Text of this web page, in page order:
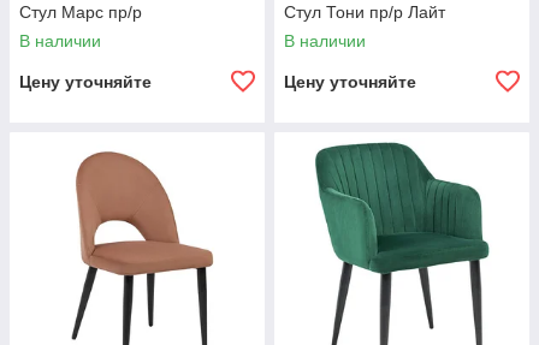
Стул Марс пр/р
В наличии
Цену уточняйте
Стул Тони пр/р Лайт
В наличии
Цену уточняйте